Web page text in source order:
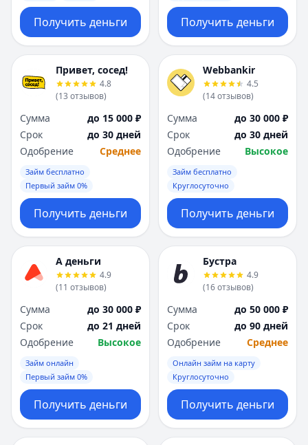
Получить деньги Получить деньги
Привет, сосед!
4.8
(13 отзывов)
Сумма
до 15 000 ₽
Срок
до 30 дней
Одобрение
Среднее
Займ бесплатно
Первый займ 0%
Получить деньги
Webbankir
4.5
(14отзывов)
Сумма
до 30 000 ₽
Срок
до 30 дней
Одобрение
Высокое
Займ бесплатно
Круглосуточно
Получить деньги
А деньги
4.9
(11 отзывов)
Сумма
до 30 000 ₽
Срок
до 21 дней
Одобрение
Высокое
Займ онлайн
Первый займ 0%
Получить деньги
Бустра
4.9
(16отзывов)
Сумма
до 50 000 ₽
Срок
до 90 дней
Одобрение
Среднее
Онлайн займ на карту
Круглосуточно
Получить деньги